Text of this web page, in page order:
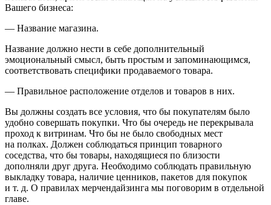
Вашего бизнеса:
— Название магазина.
Название должно нести в себе дополнительный
эмоциональный смысл, быть простым и запоминающимся,
соответствовать специфики продаваемого товара.
— Правильное расположение отделов и товаров в них.
Вы должны создать все условия, что бы покупателям было
удобно совершать покупки. Что бы очередь не перекрывала
проход к витринам. Что бы не было свободных мест
на полках. Должен соблюдаться принцип товарного
соседства, что бы товары, находящиеся по близости
дополняли друг друга. Необходимо соблюдать правильную
выкладку товара, наличие ценников, пакетов для покупок
и т. д. О правилах мерчендайзинга мы поговорим в отдельной
главе.